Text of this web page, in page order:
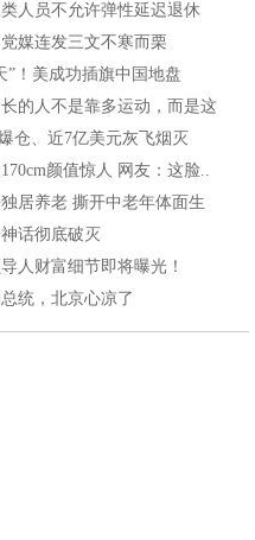
人员不允许弹性延迟退休
媒连发三文不寒而栗
”！美成功插旗中国地盘
的人不是靠多运动，而是这
仓、近7亿美元灰飞烟灭
颜值惊人 网友：这脸..
居养老 撕开中老年体面生
话彻底破灭
人财富细节即将曝光！
统，北京心凉了